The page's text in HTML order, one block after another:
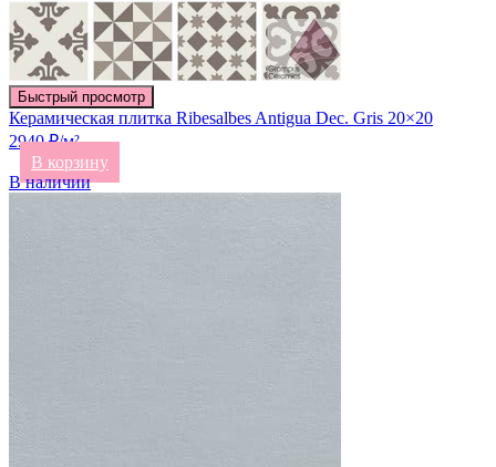
Быстрый просмотр
Керамическая плитка Ribesalbes Antigua Dec. Gris 20×20
2940 ₽/м²
В корзину
В наличии